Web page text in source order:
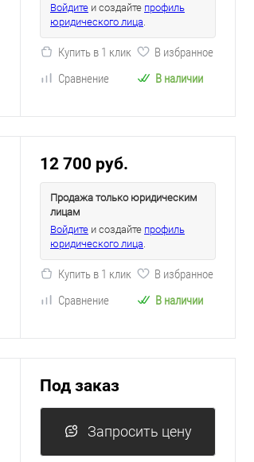
Войдите и создайте профиль
юридического лица.
Купить в 1 клик
В избранное
Сравнение
В наличии
12 700 руб.
Продажа только юридическим
лицам
Войдите и создайте профиль
юридического лица.
Купить в 1 клик
В избранное
Сравнение
В наличии
Под заказ
Запросить цену